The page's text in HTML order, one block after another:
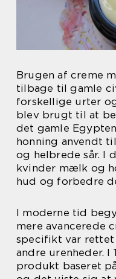
Brugen af creme
tilbage til gamle
forskellige urter
blev brugt til at
det gamle
honning anvendt
og helbrede sår. I
kvinder mælk og
hud og forbedre
I moderne tid
mere avancerede
specifikt var rettet
andre urenheder. I
produkt baseret